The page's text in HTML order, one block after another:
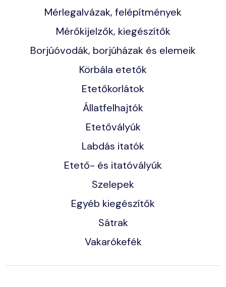
Mérlegalvázak, felépítmények
Mérőkijelzők, kiegészítők
Borjúóvodák, borjúházak és elemeik
Körbála etetők
Etetőkorlátok
Állatfelhajtók
Etetővályúk
Labdás itatók
Etető- és itatóvályúk
Szelepek
Egyéb kiegészítők
Sátrak
Vakarókefék